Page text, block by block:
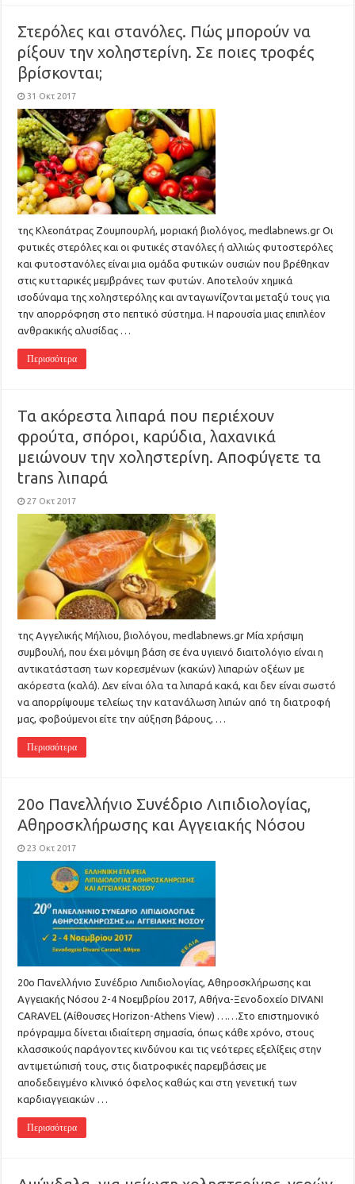
Στερόλες και στανόλες. Πώς μπορούν να
ρίξουν την χοληστερίνη. Σε ποιες τροφές
βρίσκονται;
31 Οκτ 2017
της Κλεοπάτρας Ζουμπουρλή, μοριακή βιολόγος, medlabnews.gr Οι
φυτικές στερόλες και οι φυτικές στανόλες ή αλλιώς φυτοστερόλες
και φυτοστανόλες είναι μια ομάδα φυτικών ουσιών που βρέθηκαν
στις κυτταρικές μεμβράνες των φυτών. Αποτελούν χημικά
ισοδύναμα της χοληστερόλης και ανταγωνίζονται μεταξύ τους για
την απορρόφηση στο πεπτικό σύστημα. Η παρουσία μιας επιπλέον
ανθρακικής αλυσίδας …
Περισσότερα
Τα ακόρεστα λιπαρά που περιέχουν
φρούτα, σπόροι, καρύδια, λαχανικά
μειώνουν την χοληστερίνη. Αποφύγετε τα
trans λιπαρά
27 Οκτ 2017
της Aγγελικής Μήλιου, βιολόγου, medlabnews.gr Μία χρήσιμη
συμβουλή, που έχει μόνιμη βάση σε ένα υγιεινό διαιτολόγιο είναι η
αντικατάσταση των κορεσμένων (κακών) λιπαρών οξέων με
ακόρεστα (καλά). Δεν είναι όλα τα λιπαρά κακά, και δεν είναι σωστό
να απορρίψουμε τελείως την κατανάλωση λιπών από τη διατροφή
μας, φοβούμενοι είτε την αύξηση βάρους, …
Περισσότερα
20ο Πανελλήνιο Συνέδριο Λιπιδιολογίας,
Αθηροσκλήρωσης και Αγγειακής Νόσου
23 Οκτ 2017
20ο Πανελλήνιο Συνέδριο Λιπιδιολογίας, Αθηροσκλήρωσης και
Αγγειακής Νόσου 2-4 Νοεμβρίου 2017, Αθήνα-Ξενοδοχείο DIVANI
CARAVEL (Αίθουσες Horizon-Athens View) ……Στο επιστημονικό
πρόγραμμα δίνεται ιδιαίτερη σημασία, όπως κάθε χρόνο, στους
κλασσικούς παράγοντες κινδύνου και τις νεότερες εξελίξεις στην
αντιμετώπισή τους, στις διατροφικές παρεμβάσεις με
αποδεδειγμένο κλινικό όφελος καθώς και στη γενετική των
καρδιαγγειακών …
Περισσότερα